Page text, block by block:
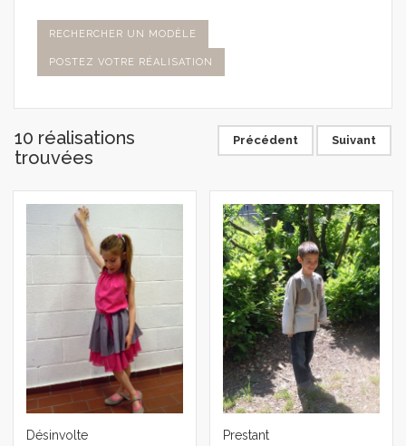
RECHERCHER UN MODÈLE
POSTEZ VOTRE RÉALISATION
Précédent Suivant
10 réalisations
trouvées
Désinvolte Prestant